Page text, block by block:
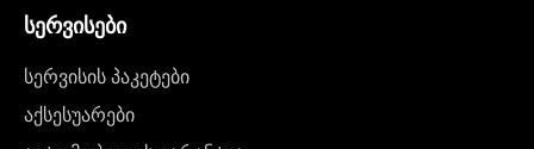
სერვისები
სერვისის პაკეტები
აქსესუარები